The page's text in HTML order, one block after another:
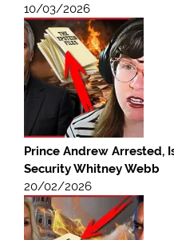
10/03/2026
Prince Andrew Arrested,
Security Whitney Webb
20/02/2026